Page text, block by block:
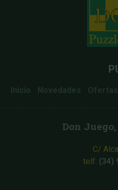
Inicio Novedades Ofertas
Don
C/
telf: (34)